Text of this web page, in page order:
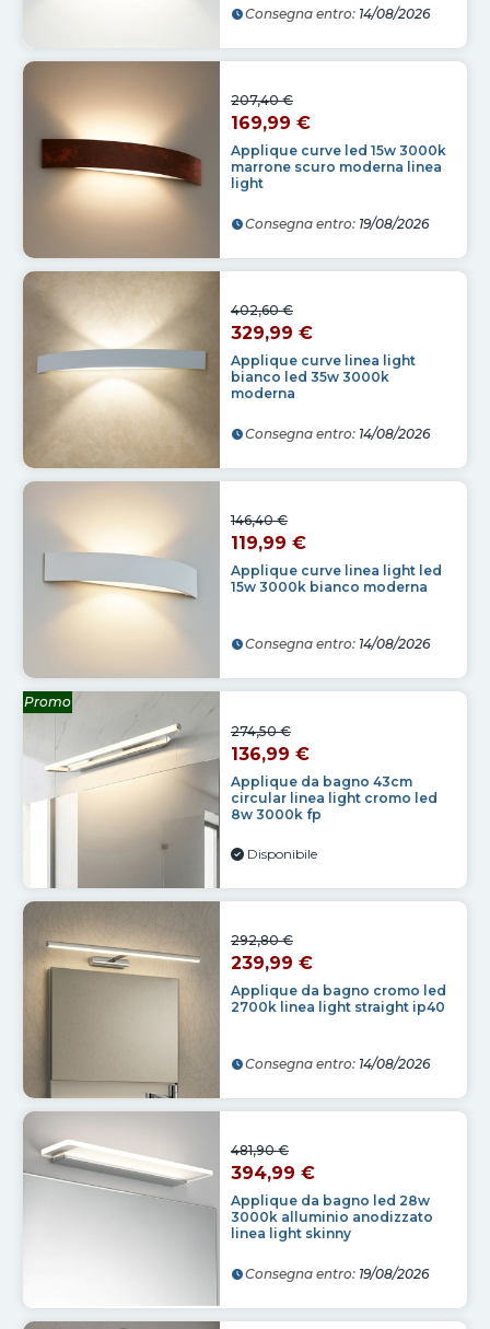
Consegna entro: 14/08/2026
Applique curve led 15w 3000k
marrone scuro moderna linea
light
207,40 €
169,99 €
Consegna entro: 19/08/2026
Applique curve linea light
bianco led 35w 3000k
moderna
402,60 €
329,99 €
Consegna entro: 14/08/2026
Applique curve linea light led
15w 3000k bianco moderna
146,40 €
119,99 €
Consegna entro: 14/08/2026
Applique da bagno 43cm
circular linea light cromo led
8w 3000k fp
274,50 €
136,99 €
Disponibile
Promo
Applique da bagno cromo led
2700k linea light straight ip40
292,80 €
239,99 €
Consegna entro: 14/08/2026
Applique da bagno led 28w
3000k alluminio anodizzato
linea light skinny
481,90 €
394,99 €
Consegna entro: 19/08/2026